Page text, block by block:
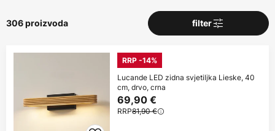
306 proizvoda filter
RRP -14%
Lucande LED zidna svjetiljka Lieske, 40
cm, drvo, crna
69,90 €
RRP81,90 €